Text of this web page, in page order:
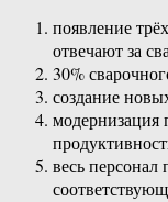
появление
отвечают за
30%
создание
модернизация
весь